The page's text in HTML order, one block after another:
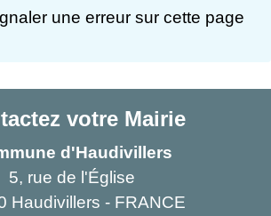
une erreur sur cette page
votre Mairie
d'Haudivillers
5, rue de l'Église
Haudivillers - FRANCE